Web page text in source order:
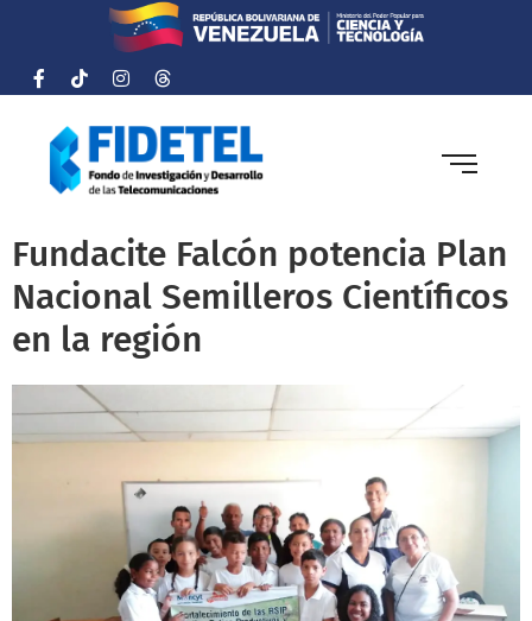
Fundacite Falcón potencia Plan
Nacional Semilleros Científicos
en la región